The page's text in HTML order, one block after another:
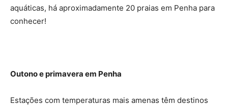
aquáticas, há aproximadamente 20 praias em Penha para
conhecer!
Outono e primavera em Penha
Estações com temperaturas mais amenas têm destinos